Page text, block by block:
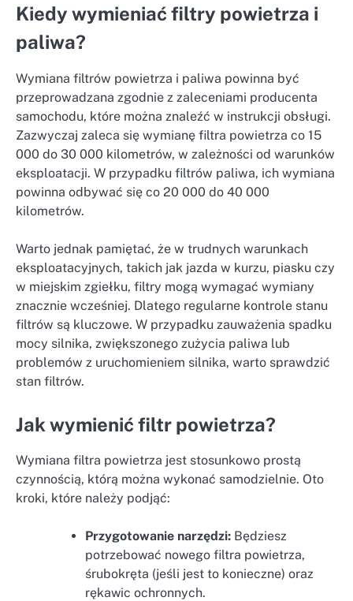
Kiedy wymieniać filtry powietrza i
paliwa?
Wymiana filtrów powietrza i paliwa powinna być
przeprowadzana zgodnie z zaleceniami producenta
samochodu, które można znaleźć w instrukcji obsługi.
Zazwyczaj zaleca się wymianę filtra powietrza co 15
000 do 30 000 kilometrów, w zależności od warunków
eksploatacji. W przypadku filtrów paliwa, ich wymiana
powinna odbywać się co 20 000 do 40 000
kilometrów.
Warto jednak pamiętać, że w trudnych warunkach
eksploatacyjnych, takich jak jazda w kurzu, piasku czy
w miejskim zgiełku, filtry mogą wymagać wymiany
znacznie wcześniej. Dlatego regularne kontrole stanu
filtrów są kluczowe. W przypadku zauważenia spadku
mocy silnika, zwiększonego zużycia paliwa lub
problemów z uruchomieniem silnika, warto sprawdzić
stan filtrów.
Jak wymienić filtr powietrza?
Wymiana filtra powietrza jest stosunkowo prostą
czynnością, którą można wykonać samodzielnie. Oto
kroki, które należy podjąć:
Przygotowanie narzędzi: Będziesz
potrzebować nowego filtra powietrza,
śrubokręta (jeśli jest to konieczne) oraz
rękawic ochronnych.